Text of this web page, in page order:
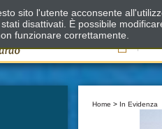
Il
Home > In Evidenza
sito l'utente acconsente
disattivati. È possibile
funzionare correttamente.